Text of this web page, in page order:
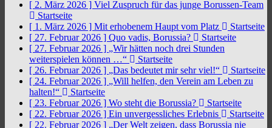
[ 2. März 2026 ] Viel Zuspruch für das junge Borussen-Team
Startseite
[ 1. März 2026 ] Mit erhobenem Haupt vom Platz
Startseite
[ 27. Februar 2026 ] Quo vadis, Borussia?
Startseite
[ 27. Februar 2026 ] „Wir hätten noch drei Stunden
weiterspielen können …“
Startseite
[ 26. Februar 2026 ] „Das bedeutet mir sehr viel!“
Startseite
[ 24. Februar 2026 ] „Will helfen, den Verein am Leben zu
halten!“
Startseite
[ 23. Februar 2026 ] Wo steht die Borussia?
Startseite
[ 22. Februar 2026 ] Ein unvergessliches Erlebnis
Startseite
[ 22. Februar 2026 ] „Der Welt zeigen, dass Borussia nie